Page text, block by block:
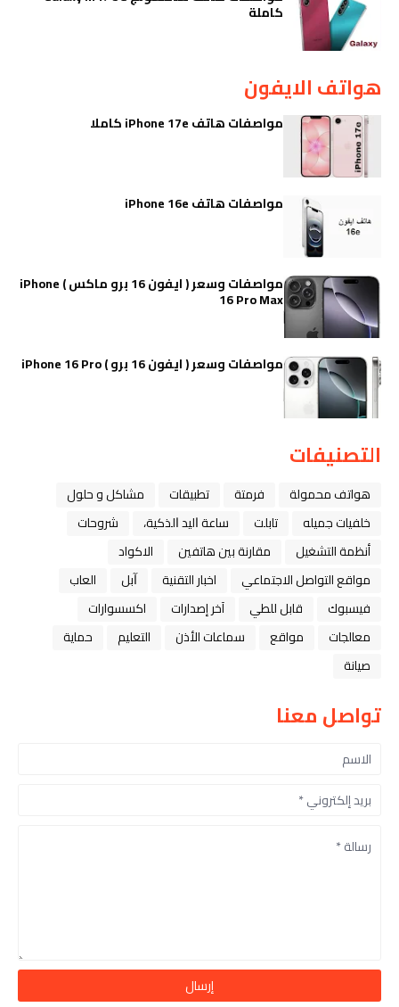
كاملة
هواتف الايفون
مواصفات هاتف iPhone 17e كاملا
مواصفات هاتف iPhone 16e
مواصفات وسعر ( ايفون 16 برو ماكس ) iPhone
16 Pro Max
مواصفات وسعر ( ايفون 16 برو ) iPhone 16 Pro
التصنيفات
هواتف محمولة فرمتة تطبيقات
مشاكل و حلول
خلفيات جميله
تابلت ﺳﺎﻋﺔ ﺍﻟﻴﺪ ﺍﻟﺬﻛﻴﺔ،
شروحات
أنظمة التشغيل
مقارنة بين هاتفين
الاكواد
مواقع التواصل الاجتماعي
اخبار التقنية ﺁﺑﻞ
العاب
فيسبوك
قابل للطي آخر إصدارات
اكسسوارات
معالجات
مواقع سماعات الأذن التعليم
حماية
صيانة
تواصل معنا